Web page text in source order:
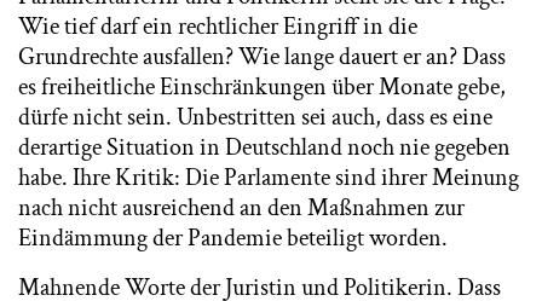
Wie tief darf ein rechtlicher Eingriff in die
Grundrechte ausfallen? Wie lange dauert er an? Dass
es freiheitliche Einschränkungen über Monate gebe,
dürfe nicht sein. Unbestritten sei auch, dass es eine
derartige Situation in Deutschland noch nie gegeben
habe. Ihre Kritik: Die Parlamente sind ihrer Meinung
nach nicht ausreichend an den Maßnahmen zur
Eindämmung der Pandemie beteiligt worden.
Mahnende Worte der Juristin und Politikerin. Dass